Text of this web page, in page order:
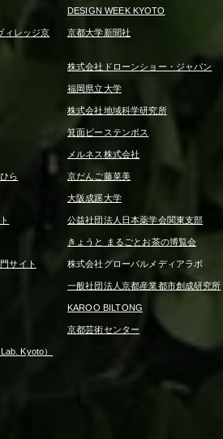
DESIGN WEEK KYOTO
ィレッジ京
京都大学新聞社
株式会社ドローンショー・ジャパン
福岡県立大学
株式会社地域科学研究所
箕面ピーステンボス
メルネス株式会社
ら 京だんご藤菜美
大阪成蹊大学
公益社団法人日本薬学会関東支部
きょうと まるごとお茶の博覧会
サイト 株式会社グローバルメディアラボ
一般社団法人京都産業都市創成研究所
KAROO BILTONG
京都芸術センター
Kyoto）